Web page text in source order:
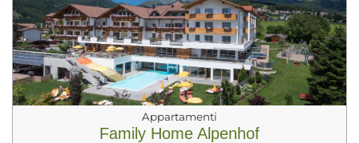
Appartamenti
Family Home Alpenhof